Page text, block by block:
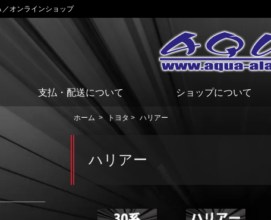
オンラインショップ
支払・配送について ショップについて
ホーム > トヨタ > ハリアー
ハリアー